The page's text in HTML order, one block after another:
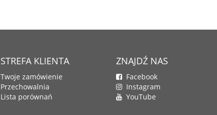
STREFA KLIENTA
Twoje zamówienie
Przechowalnia
Lista porównań
ZNAJDŹ NAS
Facebook
Instagram
YouTube